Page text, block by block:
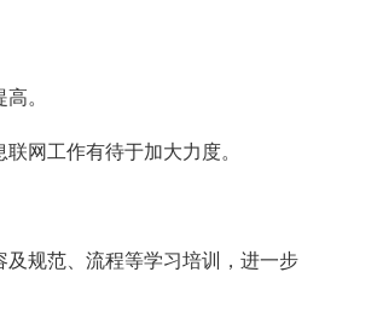
。
网工作有待于加大力度。
规范、流程等学习培训，进一步